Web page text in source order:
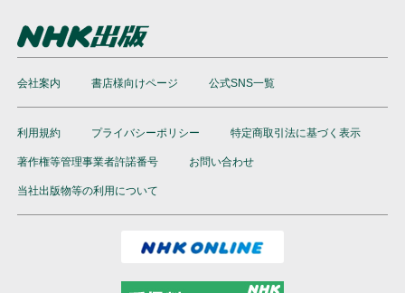
会社案内 書店様向けページ 公式SNS一覧
利用規約 プライバシーポリシー 特定商取引法に基づく表示
著作権等管理事業者許諾番号 お問い合わせ
当社出版物等の利用について